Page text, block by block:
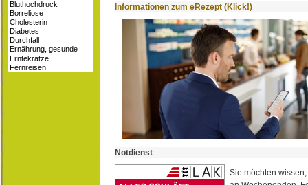
Informationen zum eRezept (Klick!)
Notdienst
Sie möchten